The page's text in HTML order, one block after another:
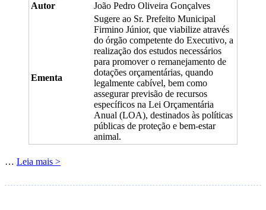
Autor
João Pedro Oliveira Gonçalves
Ementa
Sugere ao Sr. Prefeito Municipal
Firmino Júnior, que viabilize através
do órgão competente do Executivo, a
realização dos estudos necessários
para promover o remanejamento de
dotações orçamentárias, quando
legalmente cabível, bem como
assegurar previsão de recursos
específicos na Lei Orçamentária
Anual (LOA), destinados às políticas
públicas de proteção e bem-estar
animal.
… Leia mais >